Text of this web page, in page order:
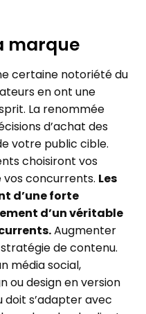
marque
certaine notoriété du
en ont une
La renommée
d’achat des
votre public cible.
choisiront vos
concurrents. Les
d’une forte
d’un véritable
Augmenter
de contenu.
média social,
ou design en version
s’adapter avec